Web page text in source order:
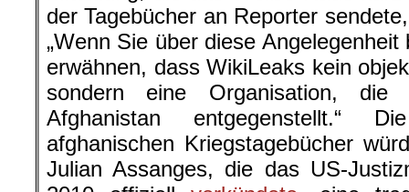
der Tagebücher an Reporter
„Wenn Sie über diese
erwähnen, dass WikiLeaks kein
sondern eine Organisation,
Afghanistan entgegenstellt.“
afghanischen Kriegstagebücher
Julian Assanges, die das US-